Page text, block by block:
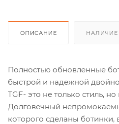
ОПИСАНИЕ НАЛИЧИЕ
Полностью обновленные
быстрой и надежной
TGF- это не только стиль,
Долговечный
которого сделаны ботинки,